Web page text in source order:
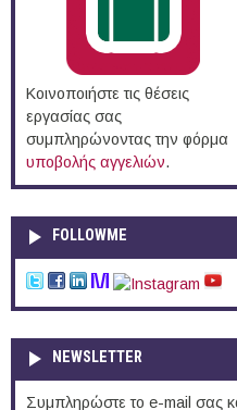
Κοινοποιήστε τις θέσεις
εργασίας σας
συμπληρώνοντας την φόρμα
υποβολής αγγελιών.
FOLLOWME
NEWSLETTER
Συμπληρώστε το e-mail σας